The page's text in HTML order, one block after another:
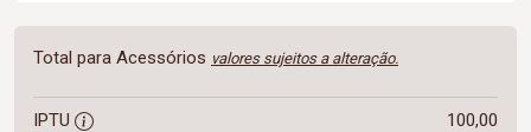
Total para Acessórios valores sujeitos a alteração.
IPTU
100,00